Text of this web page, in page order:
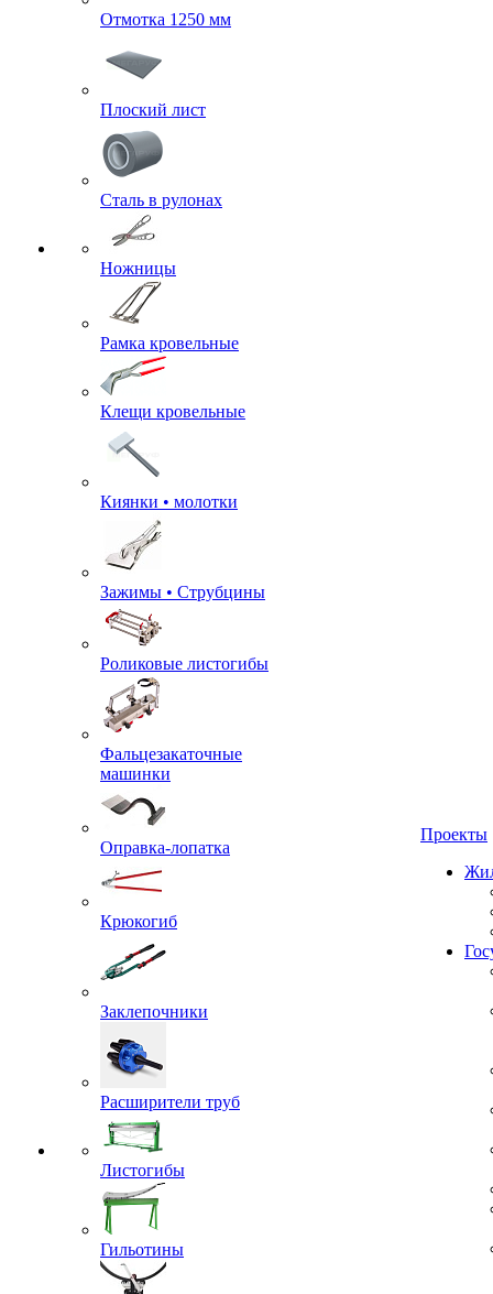
Отмотка 1250 мм
Плоский лист
Сталь в рулонах
Ножницы
Рамка кровельные
Клещи кровельные
Киянки • молотки
Зажимы • Струбцины
Роликовые листогибы
Фальцезакаточные
машинки
Оправка-лопатка
Крюкогиб
Заклепочники
Расширители труб
Листогибы
Гильотины
Проекты